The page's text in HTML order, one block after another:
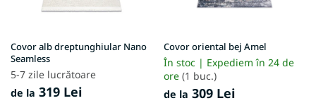
u
s
e
Covor alb dreptunghiular Nano
Seamless
5-7 zile lucrătoare
de la 319 Lei
Covor oriental bej Amel
În stoc | Expediem în 24 de
ore (1 buc.)
de la 309 Lei